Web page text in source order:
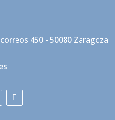
450 - 50080 Zaragoza